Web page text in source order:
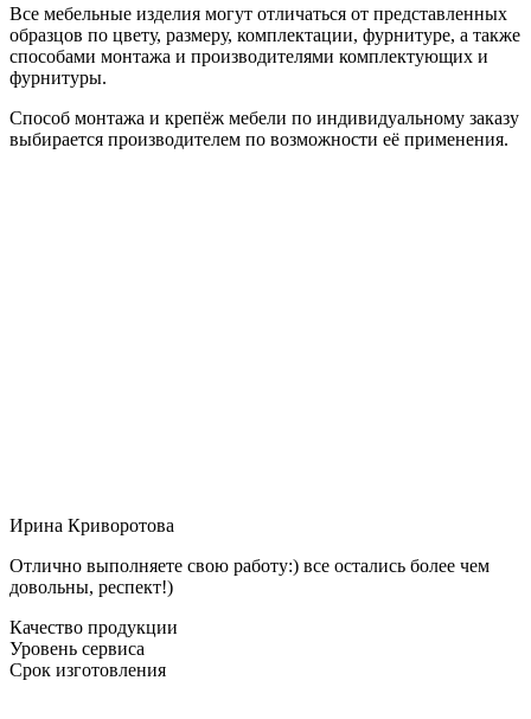
Все мебельные изделия могут отличаться от представленных
образцов по цвету, размеру, комплектации, фурнитуре, а также
способами монтажа и производителями комплектующих и
фурнитуры.
Способ монтажа и крепёж мебели по индивидуальному заказу
выбирается производителем по возможности её применения.
Ирина Криворотова
Отлично выполняете свою работу:) все остались более чем
довольны, респект!)
Качество продукции
Уровень сервиса
Срок изготовления